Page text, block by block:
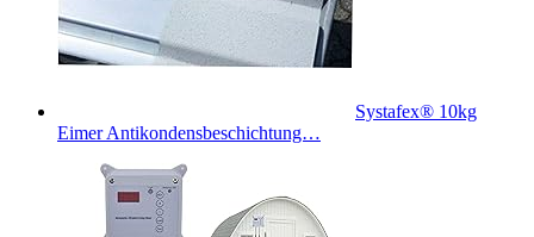
Systafex® 10kg
Eimer Antikondensbeschichtung…